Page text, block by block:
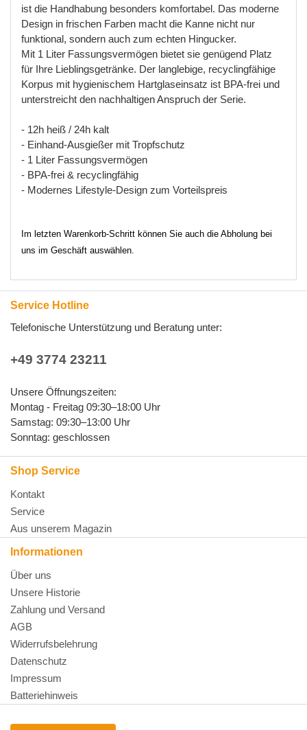
ist die Handhabung besonders komfortabel. Das moderne
Design in frischen Farben macht die Kanne nicht nur
funktional, sondern auch zum echten Hingucker.
Mit 1 Liter Fassungsvermögen bietet sie genügend Platz
für Ihre Lieblingsgetränke. Der langlebige, recyclingfähige
Korpus mit hygienischem Hartglaseinsatz ist BPA-frei und
unterstreicht den nachhaltigenAnspruch der Serie.
- 12h heiß / 24h kalt
- Einhand-Ausgießer mit Tropfschutz
- 1 Liter Fassungsvermögen
- BPA-frei & recyclingfähig
- Modernes Lifestyle-Design zum Vorteilspreis
Im letzten Warenkorb-Schritt können Sie auch die Abholung bei
uns im Geschäft auswählen.
Service Hotline
Telefonische Unterstützung und Beratung unter:
+49 3774 23211
Unsere Öffnungszeiten:
Montag - Freitag 09:30–18:00 Uhr
Samstag: 09:30–13:00 Uhr
Sonntag: geschlossen
Shop Service
Kontakt
Service
Aus unserem Magazin
Informationen
Über uns
Unsere Historie
Zahlung und Versand
AGB
Widerrufsbelehrung
Datenschutz
Impressum
Batteriehinweis